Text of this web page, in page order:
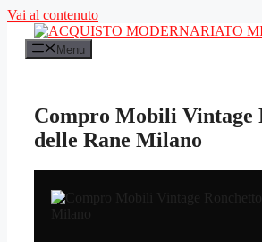
Vai al contenuto
Menu
Compro Mobili Vintage
delle Rane Milano